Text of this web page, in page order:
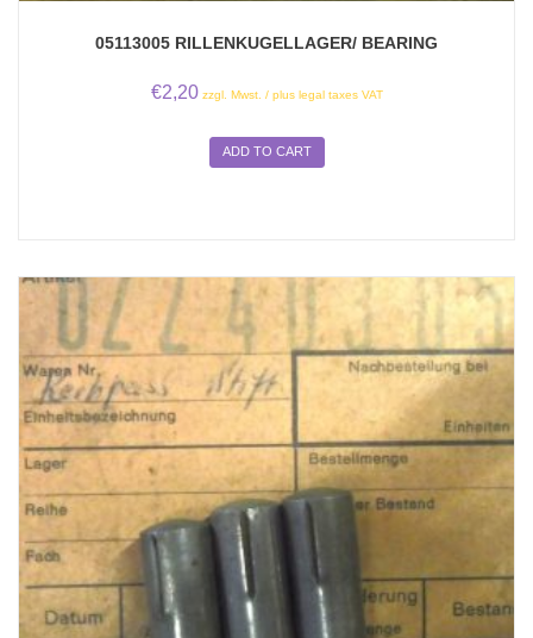
05113005 RILLENKUGELLAGER/ BEARING
€2,20 zzgl. Mwst. / plus legal taxes VAT
ADD TO CART